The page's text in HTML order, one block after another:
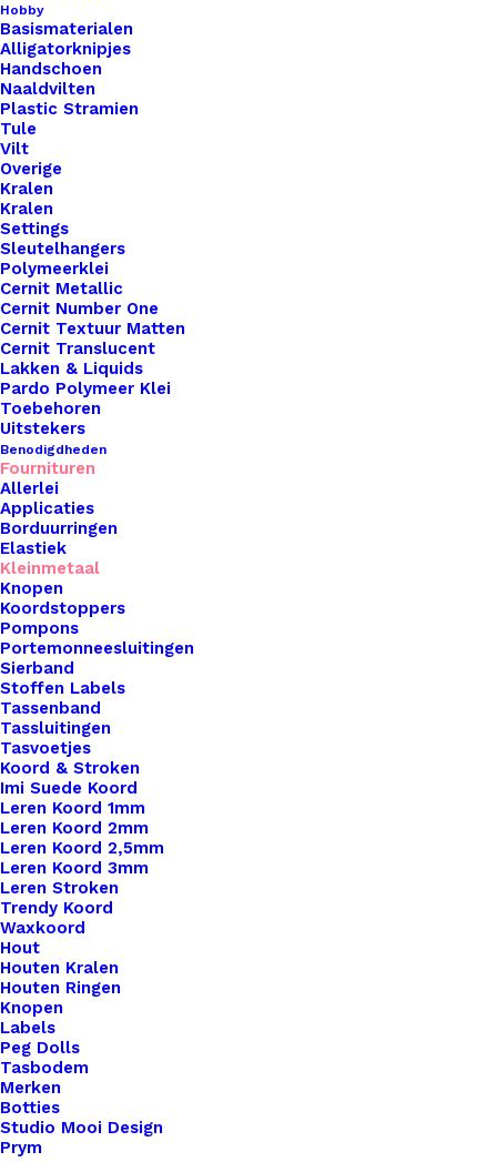
Hobby
Basismaterialen
Alligatorknipjes
Handschoen
Naaldvilten
Plastic Stramien
Tule
Vilt
Overige
Kralen
Kralen
Settings
Sleutelhangers
Polymeerklei
Cernit Metallic
Cernit Number One
Cernit Textuur Matten
Cernit Translucent
Lakken & Liquids
Pardo Polymeer Klei
Toebehoren
Uitstekers
Benodigdheden
Fournituren
Allerlei
Applicaties
Borduurringen
Elastiek
Kleinmetaal
Knopen
Koordstoppers
Pompons
Portemonneesluitingen
Sierband
Stoffen Labels
Tassenband
Tassluitingen
Tasvoetjes
Koord & Stroken
Imi Suede Koord
Leren Koord 1mm
Leren Koord 2mm
Leren Koord 2,5mm
Leren Koord 3mm
Leren Stroken
Trendy Koord
Waxkoord
Hout
Houten Kralen
Houten Ringen
Knopen
Labels
Peg Dolls
Tasbodem
Merken
Botties
Studio Mooi Design
Prym
€1,50